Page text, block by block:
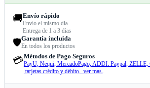
🚚Envío rápido
Envío el mismo dia
Entrega de 1 a 3 días
🛡️Garantía incluida
En todos los productos
💳Métodos de Pago Seguros
PayU, Nequi, MercadoPago, ADDI. Paypal, ZELLE,
tarjetas crédito y débito. ver mas..